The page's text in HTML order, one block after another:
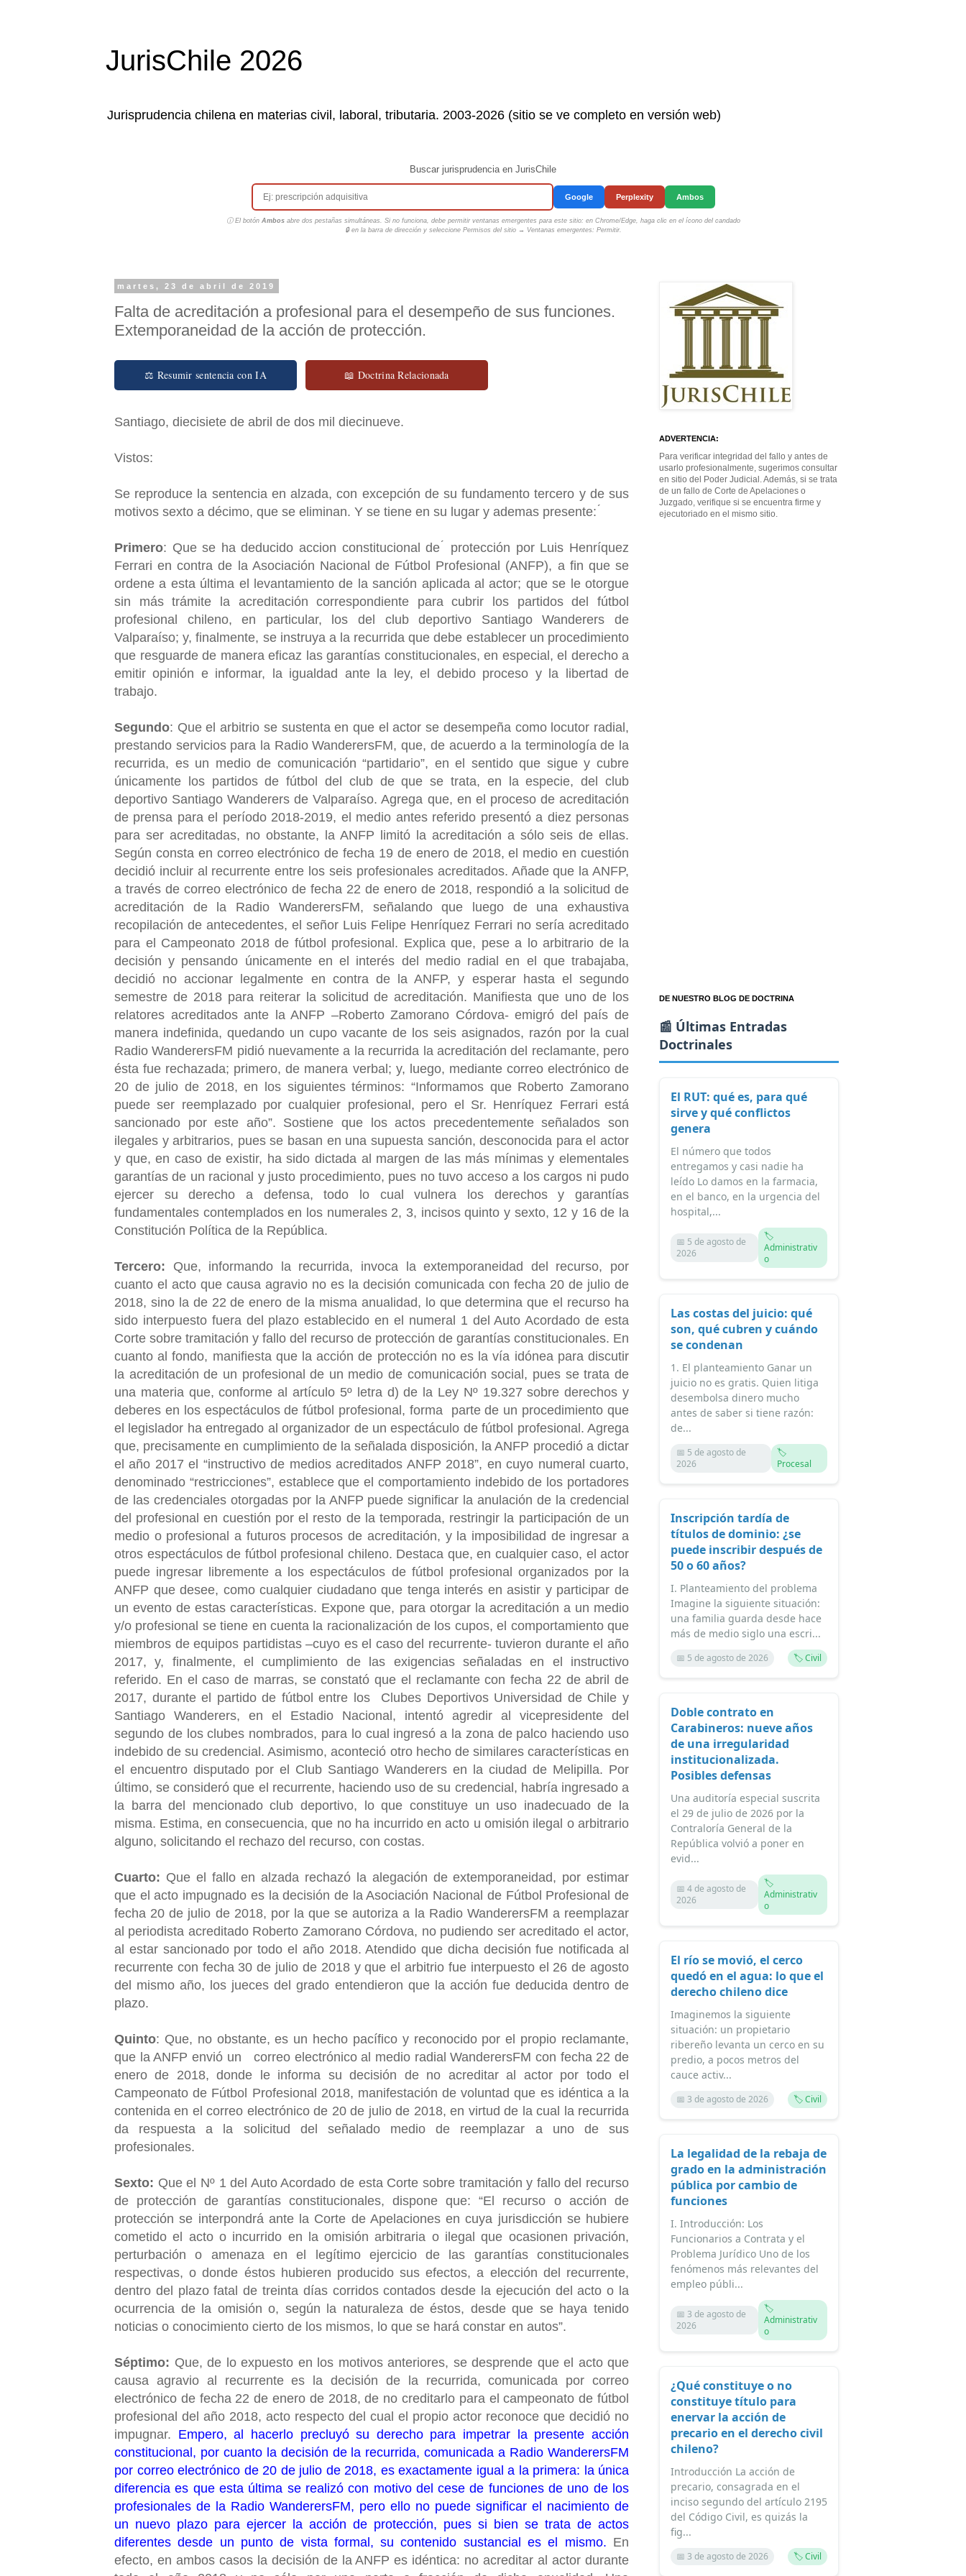
JurisChile 2026
Jurisprudencia chilena en materias civil, laboral, tributaria. 2003-2026 (sitio se ve completo en versión web)
Buscar jurisprudencia en JurisChile
Google Perplexity Ambos
ⓘ El botón Ambosabre dos pestañas simultáneas. Si no funciona, debe permitir ventanas emergentes para este sitio: en Chrome/Edge, haga clic en el ícono del candado
🔒 en la barra de dirección y seleccione Permisos del sitio → Ventanas emergentes: Permitir.
martes, 23 de abril de 2019
Falta de acreditación a profesional para el desempeño de sus funciones.
Extemporaneidad de la acción de protección.
⚖ Resumir sentencia con IA 📖 Doctrina Relacionada
Santiago, diecisiete de abril de dos mil diecinueve.
Vistos:
Se reproduce la sentencia en alzada, con excepción de su fundamento tercero y de sus
motivos sexto a décimo, que se eliminan. Y se tiene en su lugar y ademas presente: ́
Primero: Que se ha deducido accion constitucional de ́ protección por Luis Henríquez
Ferrari en contra de la Asociación Nacional de Fútbol Profesional (ANFP), a fin que se
ordene a esta última el levantamiento de la sanción aplicada al actor; que se le otorgue
sin más trámite la acreditación correspondiente para cubrir los partidos del fútbol
profesional chileno, en particular, los del club deportivo Santiago Wanderers de
Valparaíso; y, finalmente, se instruya a la recurrida que debe establecer un procedimiento
que resguarde de manera eficaz las garantías constitucionales, en especial, el derecho a
emitir opinión e informar, la igualdad ante la ley, el debido proceso y la libertad de
trabajo.
Segundo: Que el arbitrio se sustenta en que el actor se desempeña como locutor radial,
prestando servicios para la Radio WanderersFM, que, de acuerdo a la terminología de la
recurrida, es un medio de comunicación “partidario”, en el sentido que sigue y cubre
únicamente los partidos de fútbol del club de que se trata, en la especie, del club
deportivo Santiago Wanderers de Valparaíso. Agrega que, en el proceso de acreditación
de prensa para el período 2018-2019, el medio antes referido presentó a diez personas
para ser acreditadas, no obstante, la ANFP limitó la acreditación a sólo seis de ellas.
Según consta en correo electrónico de fecha 19 de enero de 2018, el medio en cuestión
decidió incluir al recurrente entre los seis profesionales acreditados. Añade que la ANFP,
a través de correo electrónico de fecha 22 de enero de 2018, respondió a la solicitud de
acreditación de la Radio WanderersFM, señalando que luego de una exhaustiva
recopilación de antecedentes, el señor Luis Felipe Henríquez Ferrari no sería acreditado
para el Campeonato 2018 de fútbol profesional. Explica que, pese a lo arbitrario de la
decisión y pensando únicamente en el interés del medio radial en el que trabajaba,
decidió no accionar legalmente en contra de la ANFP, y esperar hasta el segundo
semestre de 2018 para reiterar la solicitud de acreditación. Manifiesta que uno de los
relatores acreditados ante la ANFP –Roberto Zamorano Córdova- emigró del país de
manera indefinida, quedando un cupo vacante de los seis asignados, razón por la cual
Radio WanderersFM pidió nuevamente a la recurrida la acreditación del reclamante, pero
ésta fue rechazada; primero, de manera verbal; y, luego, mediante correo electrónico de
20 de julio de 2018, en los siguientes términos: “Informamos que Roberto Zamorano
puede ser reemplazado por cualquier profesional, pero el Sr. Henríquez Ferrari está
sancionado por este año”. Sostiene que los actos precedentemente señalados son
ilegales y arbitrarios, pues se basan en una supuesta sanción, desconocida para el actor
y que, en caso de existir, ha sido dictada al margen de las más mínimas y elementales
garantías de un racional y justo procedimiento, pues no tuvo acceso a los cargos ni pudo
ejercer su derecho a defensa, todo lo cual vulnera los derechos y garantías
fundamentales contemplados en los numerales 2, 3, incisos quinto y sexto, 12 y 16 de la
Constitución Política de la República.
Tercero: Que, informando la recurrida, invoca la extemporaneidad del recurso, por
cuanto el acto que causa agravio no es la decisión comunicada con fecha 20 de julio de
2018, sino la de 22 de enero de la misma anualidad, lo que determina que el recurso ha
sido interpuesto fuera del plazo establecido en el numeral 1 del Auto Acordado de esta
Corte sobre tramitación y fallo del recurso de protección de garantías constitucionales. En
cuanto al fondo, manifiesta que la acción de protección no es la vía idónea para discutir
la acreditación de un profesional de un medio de comunicación social, pues se trata de
una materia que, conforme al artículo 5º letra d) de la Ley Nº 19.327 sobre derechos y
deberes en los espectáculos de fútbol profesional, forma parte de un procedimiento que
el legislador ha entregado al organizador de un espectáculo de fútbol profesional. Agrega
que, precisamente en cumplimiento de la señalada disposición, la ANFP procedió a dictar
el año 2017 el “instructivo de medios acreditados ANFP 2018”, en cuyo numeral cuarto,
denominado “restricciones”, establece que el comportamiento indebido de los portadores
de las credenciales otorgadas por la ANFP puede significar la anulación de la credencial
del profesional en cuestión por el resto de la temporada, restringir la participación de un
medio o profesional a futuros procesos de acreditación, y la imposibilidad de ingresar a
otros espectáculos de fútbol profesional chileno. Destaca que, en cualquier caso, el actor
puede ingresar libremente a los espectáculos de fútbol profesional organizados por la
ANFP que desee, como cualquier ciudadano que tenga interés en asistir y participar de
un evento de estas características. Expone que, para otorgar la acreditación a un medio
y/o profesional se tiene en cuenta la racionalización de los cupos, el comportamiento que
miembros de equipos partidistas –cuyo es el caso del recurrente- tuvieron durante el año
2017, y, finalmente, el cumplimiento de las exigencias señaladas en el instructivo
referido. En el caso de marras, se constató que el reclamante con fecha 22 de abril de
2017, durante el partido de fútbol entre los Clubes Deportivos Universidad de Chile y
Santiago Wanderers, en el Estadio Nacional, intentó agredir al vicepresidente del
segundo de los clubes nombrados, para lo cual ingresó a la zona de palco haciendo uso
indebido de su credencial. Asimismo, aconteció otro hecho de similares características en
el encuentro disputado por el Club Santiago Wanderers en la ciudad de Melipilla. Por
último, se consideró que el recurrente, haciendo uso de su credencial, habría ingresado a
la barra del mencionado club deportivo, lo que constituye un uso inadecuado de la
misma. Estima, en consecuencia, que no ha incurrido en acto u omisión ilegal o arbitrario
alguno, solicitando el rechazo del recurso, con costas.
Cuarto: Que el fallo en alzada rechazó la alegación de extemporaneidad, por estimar
que el acto impugnado es la decisión de la Asociación Nacional de Fútbol Profesional de
fecha 20 de julio de 2018, por la que se autoriza a la Radio WanderersFM a reemplazar
al periodista acreditado Roberto Zamorano Córdova, no pudiendo ser acreditado el actor,
al estar sancionado por todo el año 2018. Atendido que dicha decisión fue notificada al
recurrente con fecha 30 de julio de 2018 y que el arbitrio fue interpuesto el 26 de agosto
del mismo año, los jueces del grado entendieron que la acción fue deducida dentro de
plazo.
Quinto: Que, no obstante, es un hecho pacífico y reconocido por el propio reclamante,
que la ANFP envió un correo electrónico al medio radial WanderersFM con fecha 22 de
enero de 2018, donde le informa su decisión de no acreditar al actor por todo el
Campeonato de Fútbol Profesional 2018, manifestación de voluntad que es idéntica a la
contenida en el correo electrónico de 20 de julio de 2018, en virtud de la cual la recurrida
da respuesta a la solicitud del señalado medio de reemplazar a uno de sus
profesionales.
Sexto: Que el Nº 1 del Auto Acordado de esta Corte sobre tramitación y fallo del recurso
de protección de garantías constitucionales, dispone que: “El recurso o acción de
protección se interpondrá ante la Corte de Apelaciones en cuya jurisdicción se hubiere
cometido el acto o incurrido en la omisión arbitraria o ilegal que ocasionen privación,
perturbación o amenaza en el legítimo ejercicio de las garantías constitucionales
respectivas, o donde éstos hubieren producido sus efectos, a elección del recurrente,
dentro del plazo fatal de treinta días corridos contados desde la ejecución del acto o la
ocurrencia de la omisión o, según la naturaleza de éstos, desde que se haya tenido
noticias o conocimiento cierto de los mismos, lo que se hará constar en autos”.
Séptimo: Que, de lo expuesto en los motivos anteriores, se desprende que el acto que
causa agravio al recurrente es la decisión de la recurrida, comunicada por correo
electrónico de fecha 22 de enero de 2018, de no creditarlo para el campeonato de fútbol
profesional del año 2018, acto respecto del cual el propio actor reconoce que decidió no
impugnar. Empero, al hacerlo precluyó su derecho para impetrar la presente acción
constitucional, por cuanto la decisión de la recurrida, comunicada a Radio WanderersFM
por correo electrónico de 20 de julio de 2018, es exactamente igual a la primera: la única
diferencia es que esta última se realizó con motivo del cese de funciones de uno de los
profesionales de la Radio WanderersFM, pero ello no puede significar el nacimiento de
un nuevo plazo para ejercer la acción de protección, pues si bien se trata de actos
diferentes desde un punto de vista formal, su contenido sustancial es el mismo. En
efecto, en ambos casos la decisión de la ANFP es idéntica: no acreditar al actor durante
ADVERTENCIA:
Para verificar integridad del fallo y antes de
usarlo profesionalmente, sugerimos consultar
en sitio del Poder Judicial. Además, si se trata
de un fallo de Corte de Apelaciones o
Juzgado, verifique si se encuentra firme y
ejecutoriado en el mismo sitio.
DE NUESTRO BLOG DE DOCTRINA
📰 Últimas Entradas
Doctrinales
El RUT: qué es, para qué
sirve y qué conflictos
genera
El número que todos
entregamos y casi nadie ha
leído Lo damos en la farmacia,
en el banco, en la urgencia del
hospital,...
📅 5 de agosto de
2026
🏷️
Administrativ
o
Las costas del juicio: qué
son, qué cubren y cuándo
se condenan
1. El planteamiento Ganar un
juicio no es gratis. Quien litiga
desembolsa dinero mucho
antes de saber si tiene razón:
de...
📅 5 de agosto de
2026
🏷️
Procesal
Inscripción tardía de
títulos de dominio: ¿se
puede inscribir después de
50 o 60 años?
I. Planteamiento del problema
Imagine la siguiente situación:
una familia guarda desde hace
más de medio siglo una escri...
📅 5 de agosto de 2026 🏷️ Civil
Doble contrato en
Carabineros: nueve años
de una irregularidad
institucionalizada.
Posibles defensas
Una auditoría especial suscrita
el 29 de julio de 2026 por la
Contraloría General de la
República volvió a poner en
evid...
📅 4 de agosto de
2026
🏷️
Administrativ
o
El río se movió, el cerco
quedó en el agua: lo que el
derecho chileno dice
Imaginemos la siguiente
situación: un propietario
ribereño levanta un cerco en su
predio, a pocos metros del
cauce activ...
📅 3 de agosto de 2026 🏷️ Civil
La legalidad de la rebaja de
grado en la administración
pública por cambio de
funciones
I. Introducción: Los
Funcionarios a Contrata y el
Problema Jurídico Uno de los
fenómenos más relevantes del
empleo públi...
📅 3 de agosto de
2026
🏷️
Administrativ
o
¿Qué constituye o no
constituye título para
enervar la acción de
precario en el derecho civil
chileno?
Introducción La acción de
precario, consagrada en el
inciso segundo del artículo 2195
del Código Civil, es quizás la
fig...
📅 3 de agosto de 2026 🏷️ Civil